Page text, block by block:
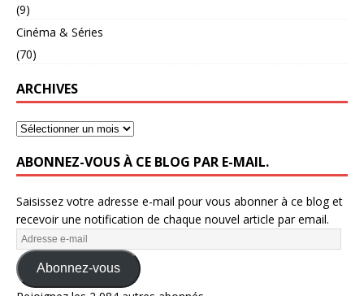
(9)
Cinéma & Séries
(70)
ARCHIVES
ABONNEZ-VOUS À CE BLOG PAR E-MAIL.
Saisissez votre adresse e-mail pour vous abonner à ce blog et
recevoir une notification de chaque nouvel article par email.
Abonnez-vous